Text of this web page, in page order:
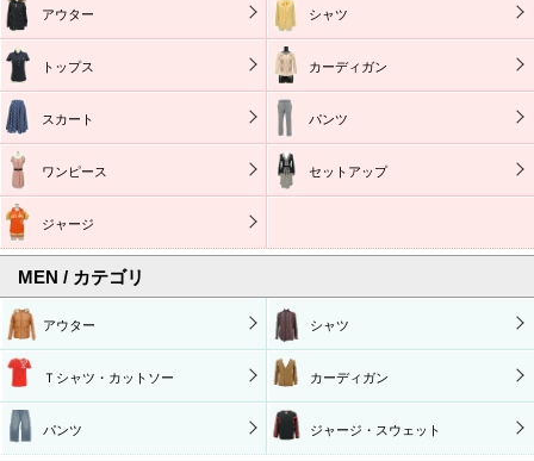
アウター シャツ
トップス カーディガン
スカート パンツ
ワンピース セットアップ
ジャージ
MEN / カテゴリ
アウター シャツ
Ｔシャツ・カットソー カーディガン
パンツ ジャージ・スウェット